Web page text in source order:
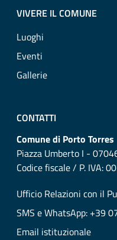
VIVERE IL COMUNE
Luoghi
Eventi
Gallerie
CONTATTI
Comune di Porto Torres
Piazza Umberto I -
Codice fiscale / P. IVA:
Ufficio Relazioni con il
SMS e WhatsApp: +39
Email istituzionale